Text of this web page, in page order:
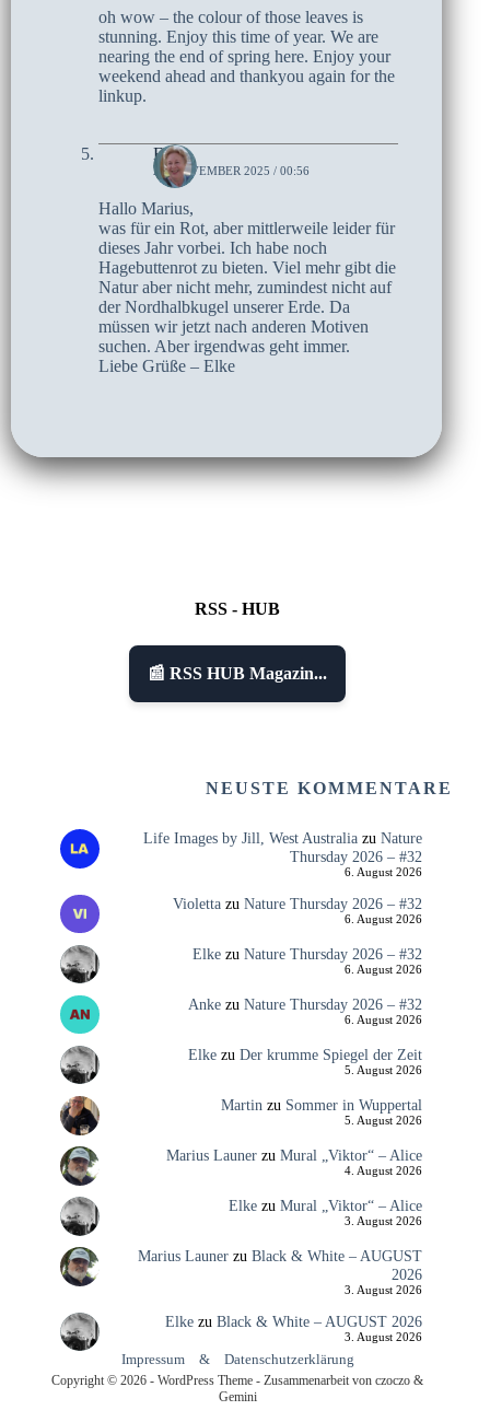
oh wow – the colour of those leaves is
stunning. Enjoy this time of year. We are
nearing the end of spring here. Enjoy your
weekend ahead and thankyou again for the
linkup.
Elke
27. NOVEMBER 2025 / 00:56
Hallo Marius,
was für ein Rot, aber mittlerweile leider für
dieses Jahr vorbei. Ich habe noch
Hagebuttenrot zu bieten. Viel mehr gibt die
Natur aber nicht mehr, zumindest nicht auf
der Nordhalbkugel unserer Erde. Da
müssen wir jetzt nach anderen Motiven
suchen. Aber irgendwas geht immer.
Liebe Grüße – Elke
RSS - HUB
📰 RSS HUB Magazin...
NEUSTE KOMMENTARE
Life Images by Jill, West Australiazu Nature
Thursday 2026 – #32
6. August 2026
Violettazu Nature Thursday 2026 – #32
6. August 2026
Elkezu Nature Thursday 2026 – #32
6. August 2026
Ankezu Nature Thursday 2026 – #32
6. August 2026
Elkezu Der krumme Spiegel der Zeit
5. August 2026
Martin zu Sommer in Wuppertal
5. August 2026
Marius Launerzu Mural „Viktor“ – Alice
4. August 2026
Elkezu Mural „Viktor“ – Alice
3. August 2026
Marius Launerzu Black & White – AUGUST
2026
3. August 2026
Elkezu Black & White – AUGUST 2026
3. August 2026
Impressum & Datenschutzerklärung
Copyright © 2026 - WordPress Theme - Zusammenarbeit von czoczo &
Gemini